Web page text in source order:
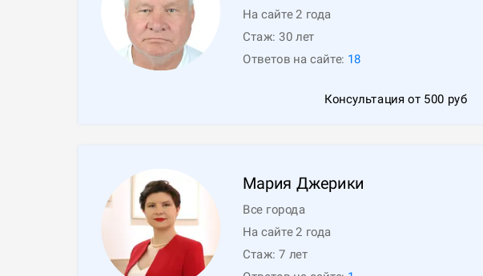
На сайте 2 года
Стаж:30 лет
Ответов на сайте: 18
Консультация от 500 руб
Мария Джерики
Все города
На сайте 2 года
Стаж:7 лет